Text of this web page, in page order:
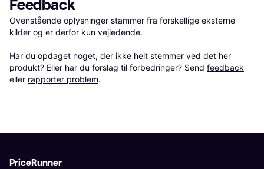
Feedback
Ovenstående oplysninger stammer fra forskellige eksterne
kilder og er derfor kun vejledende.
Har du opdaget noget, der ikke helt stemmer ved det her
produkt? Eller har du forslag til forbedringer? Send feedback
eller rapporter problem.
PriceRunner